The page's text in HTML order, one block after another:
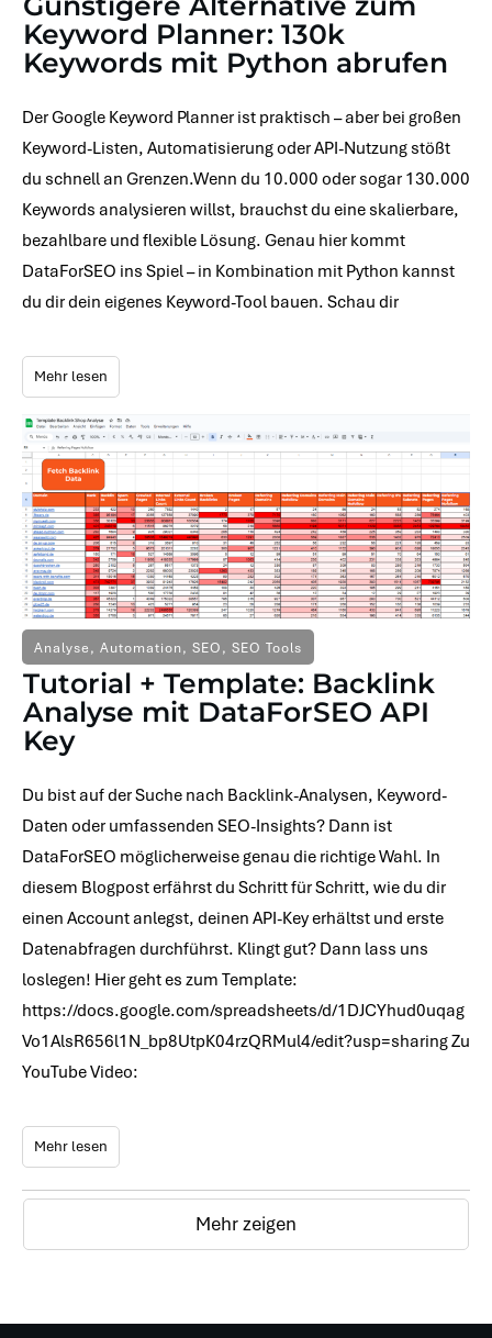
Keyword Planner: 130k
Keywords mit Python abrufen
Der Google Keyword Planner ist praktisch – aber bei großen
Keyword-Listen, Automatisierung oder API-Nutzung stößt
du schnell an Grenzen.Wenn du 10.000 oder sogar 130.000
Keywords analysieren willst, brauchst du eine skalierbare,
bezahlbare und flexible Lösung. Genau hier kommt
DataForSEO ins Spiel – in Kombination mit Python kannst
du dir dein eigenes Keyword-Tool bauen. Schau dir
Mehr lesen
Analyse, Automation, SEO, SEO Tools
Tutorial + Template: Backlink
Analyse mit DataForSEO API
Key
Du bist auf der Suche nach Backlink-Analysen, Keyword-
Daten oder umfassenden SEO-Insights? Dann ist
DataForSEO möglicherweise genau die richtige Wahl. In
diesem Blogpost erfährst du Schritt für Schritt, wie du dir
einen Account anlegst, deinen API-Key erhältst und erste
Datenabfragen durchführst. Klingt gut? Dann lass uns
loslegen! Hier geht es zum Template:
https://docs.google.com/spreadsheets/d/1DJCYhud0uqag
Vo1AlsR656l1N_bp8UtpK04rzQRMul4/edit?usp=sharing Zu
YouTube Video:
Mehr lesen
Mehr zeigen